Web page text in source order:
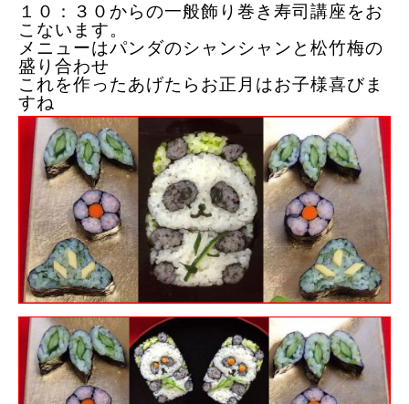
１０：３０からの一般飾り巻き寿司講座をお
こないます。
メニューはパンダのシャンシャンと松竹梅の
盛り合わせ
これを作ったあげたらお正月はお子様喜びま
すね